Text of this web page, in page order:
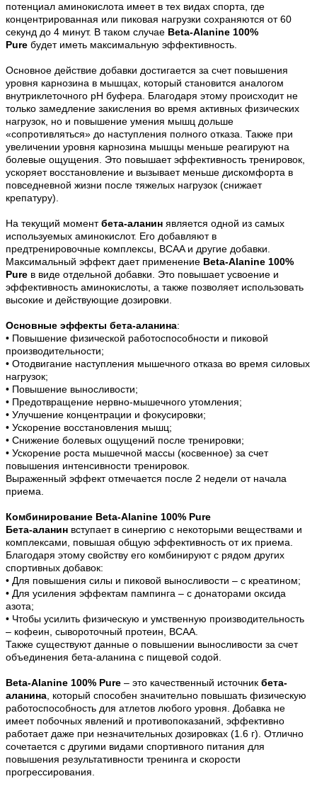
потенциал аминокислота имеет в тех видах спорта, где
концентрированная или пиковая нагрузки сохраняются от 60
секунд до 4 минут. В таком случае Beta-Alanine 100%
Pure будет иметь максимальную эффективность.
Основное действие добавки достигается за счет повышения
уровня карнозина в мышцах, который становится аналогом
внутриклеточного pH буфера. Благодаря этому происходит не
только замедление закисления во время активных физических
нагрузок, но и повышение умения мышц дольше
«сопротивляться» до наступления полного отказа. Также при
увеличении уровня карнозина мышцы меньше реагируют на
болевые ощущения. Это повышает эффективность тренировок,
ускоряет восстановление и вызывает меньше дискомфорта в
повседневной жизни после тяжелых нагрузок (снижает
крепатуру).
На текущий моментбета-аланин является одной из самых
используемых аминокислот. Его добавляют в
предтренировочные комплексы, BCAA и другие добавки.
Максимальный эффект дает применение Beta-Alanine 100%
Pure в виде отдельной добавки. Это повышает усвоение и
эффективность аминокислоты, а также позволяет использовать
высокие и действующие дозировки.
Основные эффекты бета-аланина:
• Повышение физической работоспособности и пиковой
производительности;
• Отодвигание наступления мышечного отказа во время силовых
нагрузок;
• Повышение выносливости;
• Предотвращение нервно-мышечного утомления;
• Улучшение концентрации и фокусировки;
• Ускорение восстановления мышц;
• Снижение болевых ощущений после тренировки;
• Ускорение роста мышечной массы (косвенное) за счет
повышения интенсивности тренировок.
Выраженный эффект отмечается после 2 недели от начала
приема.
Комбинирование Beta-Alanine 100% Pure
Бета-аланин вступает в синергию с некоторыми веществами и
комплексами, повышая общую эффективность от их приема.
Благодаря этому свойству его комбинируют с рядом других
спортивных добавок:
• Для повышения силы и пиковой выносливости – с креатином;
• Для усиления эффектам пампинга – с донаторами оксида
азота;
• Чтобы усилить физическую и умственную производительность
– кофеин, сывороточный протеин, BCAA.
Также существуют данные о повышении выносливости за счет
объединения бета-аланина с пищевой содой.
Beta-Alanine 100% Pure – это качественный источник бета-
аланина , который способен значительно повышать физическую
работоспособность для атлетов любого уровня. Добавка не
имеет побочных явлений и противопоказаний, эффективно
работает даже при незначительных дозировках (1.6 г). Отлично
сочетается с другими видами спортивного питания для
повышения результативности тренинга и скорости
прогрессирования.